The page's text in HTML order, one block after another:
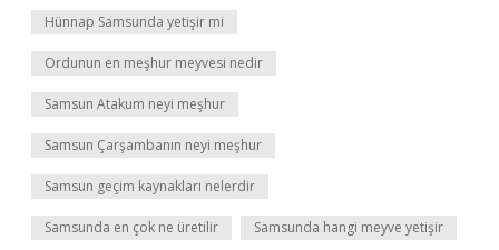
Hünnap Samsunda yetişir mi
Ordunun en meşhur meyvesi nedir
Samsun Atakum neyi meşhur
Samsun Çarşambanın neyi meşhur
Samsun geçim kaynakları nelerdir
Samsunda en çok ne üretilir Samsunda hangi meyve yetişir